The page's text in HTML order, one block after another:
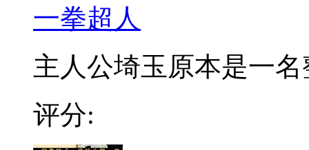
一拳超人
主人公埼玉原本是一名
评分: